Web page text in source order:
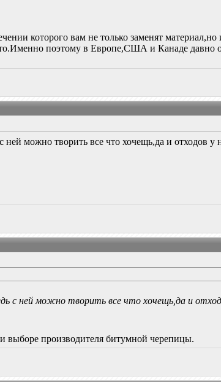
которого вам не только заменят
поэтому в Европе,США и Канаде давно
ней можно творить все что хочещь,да и отходов
с ней можно творить все что хочещь,да и
выборе производителя битумной черепицы.